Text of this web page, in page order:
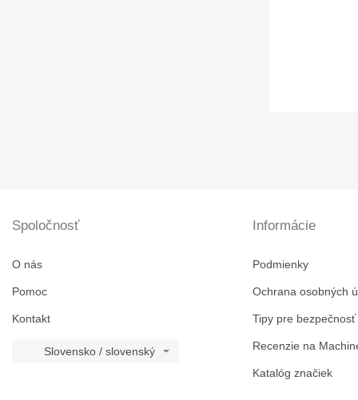
Spoločnosť
O nás
Pomoc
Kontakt
Slovensko / slovenský
Informácie
Podmienky
Ochrana osobných
Tipy pre bezpečnosť
Recenzie na
Katalóg značiek